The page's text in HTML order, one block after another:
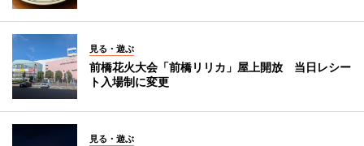
見る・遊ぶ
前橋花火大会「前橋リリカ」屋上開放 当日レシー
ト入場制に変更
見る・遊ぶ